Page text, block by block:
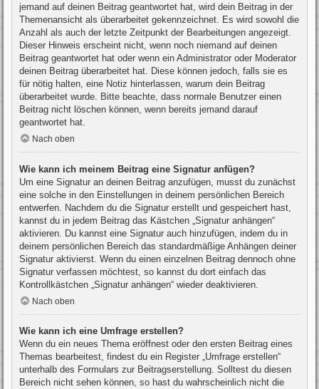
jemand auf deinen Beitrag geantwortet hat, wird dein Beitrag in der
Themenansicht als überarbeitet gekennzeichnet. Es wird sowohl die
Anzahl als auch der letzte Zeitpunkt der Bearbeitungen angezeigt.
Dieser Hinweis erscheint nicht, wenn noch niemand auf deinen
Beitrag geantwortet hat oder wenn ein Administrator oder Moderator
deinen Beitrag überarbeitet hat. Diese können jedoch, falls sie es
für nötig halten, eine Notiz hinterlassen, warum dein Beitrag
überarbeitet wurde. Bitte beachte, dass normale Benutzer einen
Beitrag nicht löschen können, wenn bereits jemand darauf
geantwortet hat.
Nach oben
Wie kann ich meinem Beitrag eine Signatur anfügen?
Um eine Signatur an deinen Beitrag anzufügen, musst du zunächst
eine solche in den Einstellungen in deinem persönlichen Bereich
entwerfen. Nachdem du die Signatur erstellt und gespeichert hast,
kannst du in jedem Beitrag das Kästchen „Signatur anhängen“
aktivieren. Du kannst eine Signatur auch hinzufügen, indem du in
deinem persönlichen Bereich das standardmäßige Anhängen deiner
Signatur aktivierst. Wenn du einen einzelnen Beitrag dennoch ohne
Signatur verfassen möchtest, so kannst du dort einfach das
Kontrollkästchen „Signatur anhängen“ wieder deaktivieren.
Nach oben
Wie kann ich eine Umfrage erstellen?
Wenn du ein neues Thema eröffnest oder den ersten Beitrag eines
Themas bearbeitest, findest du ein Register „Umfrage erstellen“
unterhalb des Formulars zur Beitragserstellung. Solltest du diesen
Bereich nicht sehen können, so hast du wahrscheinlich nicht die